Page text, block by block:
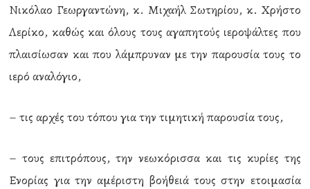
Νικόλαο Γεωργαντώνη, κ. Μιχαήλ Σωτηρίου, κ. Χρήστο
Λερίκο, καθώς και όλους τους αγαπητούς ιεροψάλτες που
πλαισίωσαν και που λάμπρυναν με την παρουσία τους το
ιερό αναλόγιο,
– τις αρχές του τόπου για την τιμητική παρουσία τους,
– τους επιτρόπους, την νεωκόρισσα και τις κυρίες της
Ενορίας για την αμέριστη βοήθειά τους στην ετοιμασία